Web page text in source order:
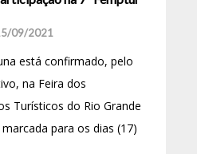
09/2021
está confirmado, pelo
na Feira dos
Turísticos do Rio Grande
para os dias (17)